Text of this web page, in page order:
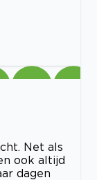
Net als
ook altijd
dagen